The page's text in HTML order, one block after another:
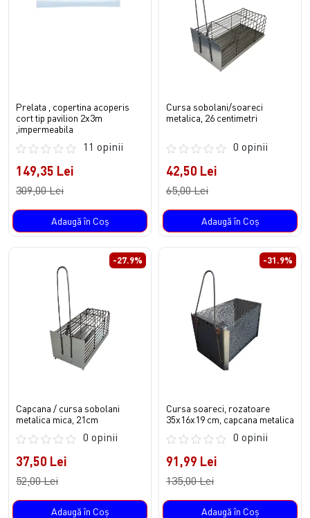
Prelata , copertina acoperis
cort tip pavilion 2x3m
,impermeabila
11 opinii
149,35 Lei
309,00 Lei
Adaugă în Coş
Cursa sobolani/soareci
metalica, 26 centimetri
0 opinii
42,50 Lei
65,00 Lei
Adaugă în Coş
-27.9%
Capcana / cursa sobolani
metalica mica, 21cm
0 opinii
37,50 Lei
52,00 Lei
Adaugă în Coş
-31.9%
Cursa soareci, rozatoare
35x16x19 cm, capcana metalica
0 opinii
91,99 Lei
135,00 Lei
Adaugă în Coş